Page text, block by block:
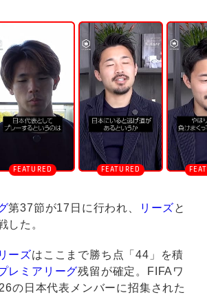
U
n
m
u
t
e
第37節が17日に行われ、 リーズと
した。
リーズはここまで勝ち点「44」を積
レミアリーグ残留が確定。FIFAワ
の日本代表メンバーに招集された